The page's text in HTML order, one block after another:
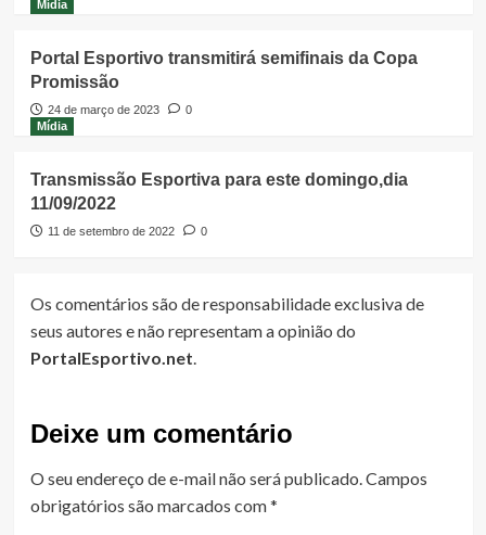
Mídia
Portal Esportivo transmitirá semifinais da Copa
Promissão
24 de março de 2023
0
Mídia
Transmissão Esportiva para este domingo,dia
11/09/2022
11 de setembro de 2022 0
Os comentários são de responsabilidade exclusiva de
seus autores e não representam a opinião do
PortalEsportivo.net.
Deixe um comentário
O seu endereço de e-mail não será publicado.Campos
obrigatórios são marcados com*